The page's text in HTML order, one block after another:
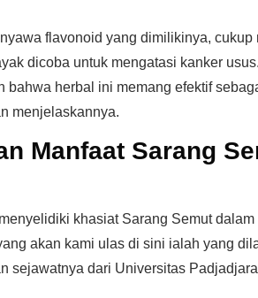
flavonoid yang dimilikinya, cukup
dicoba untuk mengatasi kanker
bahwa herbal ini memang efektif
menjelaskannya.
Manfaat Sarang
khasiat Sarang Semut dalam
akan kami ulas di sini ialah yang
sejawatnya dari Universitas